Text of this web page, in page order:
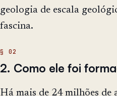
geologia de escala
fascina.
2. Como ele foi
Há mais de 24 milhões de